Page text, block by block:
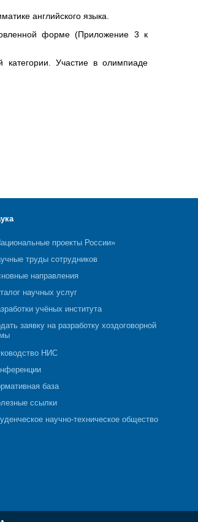
английского языка.
форме (Приложение 3 к
категории. Участие в олимпиаде
проекты России»
труды сотрудников
направления
научных услуг
учёных института
заявку на разработку хоздоговорной
НИС
база
ссылки
научно-техническое общество